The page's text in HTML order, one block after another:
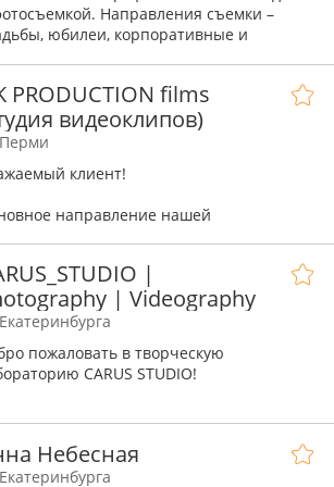
Направления съемки –
юбилеи, корпоративные и
команда телеоператоров с
опытом работы во всех
видеопроизводства.
PRODUCTION films
видеоклипов)
клиент!
направление нашей
а также - репортажная съёмка
мероприятий,
свадеб, концертов и пр.) .
мы имеем свою студию
(http://vk.com/dkprodrec).
|
| Videography
пожаловать в творческую
CARUS STUDIO!
предложить Вам свои услуги.
Небесная